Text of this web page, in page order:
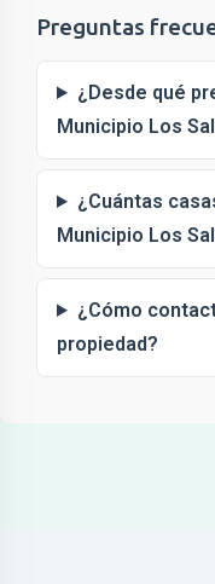
Preguntas
¿Desde qué
Municipio Los
¿Cuántas
Municipio Los
¿Cómo
propiedad?